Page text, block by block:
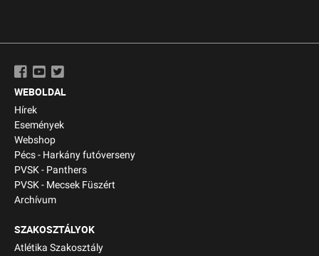
WEBOLDAL
Hírek
Események
Webshop
Pécs - Harkány futóverseny
PVSK - Panthers
PVSK - Mecsek Füszért
Archívum
SZAKOSZTÁLYOK
Atlétika Szakosztály